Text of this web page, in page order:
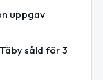
uppgav
såld för 3